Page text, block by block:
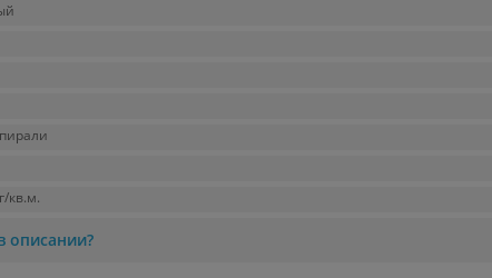
кв.м.
описании?